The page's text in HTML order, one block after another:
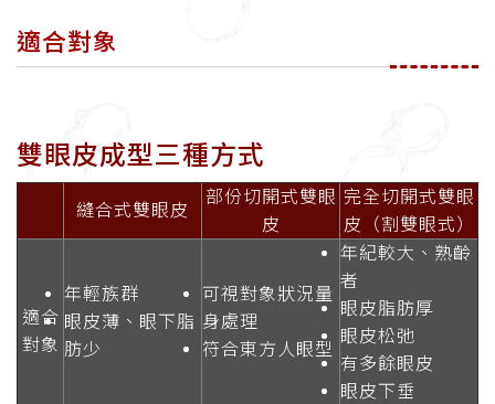
適合對象
雙眼皮成型三種方式
縫合式雙眼皮
部份切開式雙眼
皮
完全切開式雙眼
皮（割雙眼式）
適合
對象
年輕族群
眼皮薄、眼下脂
肪少
可視對象狀況量
身處理
符合東方人眼型
年紀較大、熟齡
者
眼皮脂肪厚
眼皮松弛
有多餘眼皮
眼皮下垂